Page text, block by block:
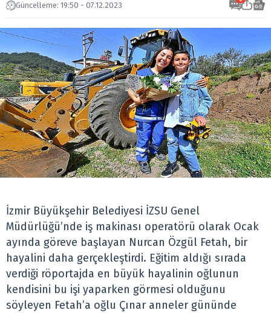
Güncelleme: 19:50 - 07.12.2023
İzmir Büyükşehir Belediyesi İZSU Genel
Müdürlüğü’nde iş makinası operatörü olarak Ocak
ayında göreve başlayan Nurcan Özgül Fetah, bir
hayalini daha gerçekleştirdi. Eğitim aldığı sırada
verdiği röportajda en büyük hayalinin oğlunun
kendisini bu işi yaparken görmesi olduğunu
söyleyen Fetah’a oğlu Çınar anneler gününde